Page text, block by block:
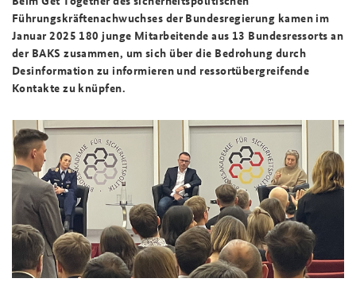
Führungskräftenachwuchses der Bundesregierung kamen im
Januar 2025 180 junge Mitarbeitende aus 13 Bundesressorts an
der BAKS zusammen, um sich über die Bedrohung durch
Desinformation zu informieren und ressortübergreifende
Kontakte zu knüpfen.